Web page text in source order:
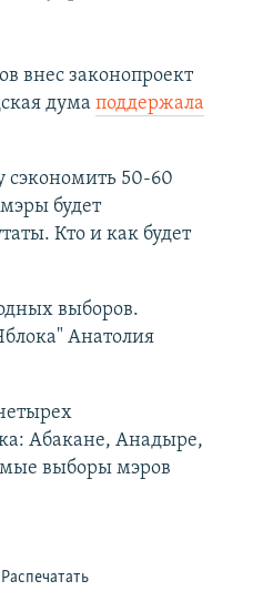
внес законопроект
дума поддержала
сэкономить 50-60
будет
Кто и как будет
выборов.
Анатолия
Абакане, Анадыре,
выборы мэров
Распечатать